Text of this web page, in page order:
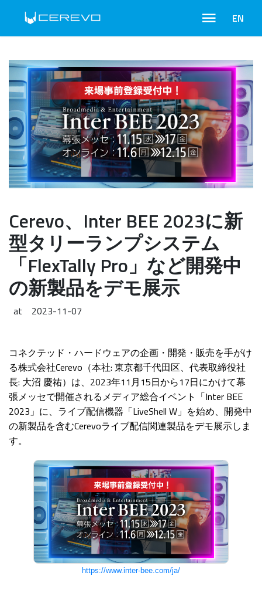
EN
Cerevo、Inter BEE 2023に新
型タリーランプシステム
「FlexTally Pro」など開発中
の新製品をデモ展示
at 2023-11-07
コネクテッド・ハードウェアの企画・開発・販売を手がけ
る株式会社Cerevo（本社: 東京都千代田区、代表取締役社
長: 大沼 慶祐）は、2023年11月15日から17日にかけて幕
張メッセで開催されるメディア総合イベント「Inter BEE
2023」に、ライブ配信機器「LiveShell W」を始め、開発中
の新製品を含むCerevoライブ配信関連製品をデモ展示しま
す。
https://www.inter-bee.com/ja/